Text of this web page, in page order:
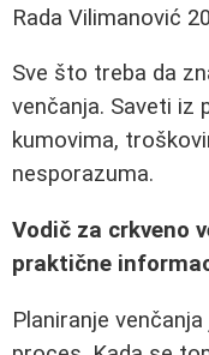
Rada Vilimanović
Sve što treba da
venčanja. Saveti iz
kumovima,
nesporazuma.
Vodič za crkveno
praktične
Planiranje